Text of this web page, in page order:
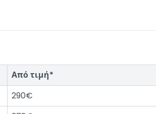
Από τιμή*
290€